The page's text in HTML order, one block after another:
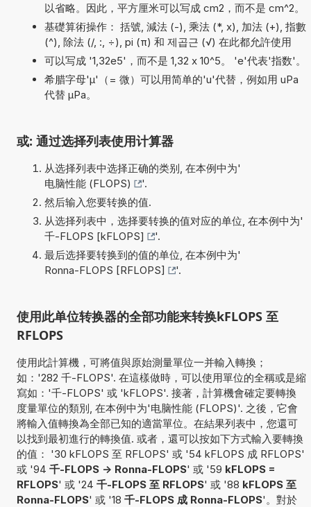
以省略。因此，平方厘米可以写成 cm2，而不是 cm^2。
基礎算術操作： 括號, 減法 (-), 乘法 (*, x), 加法 (+), 指數
(^), 除法 (/, :, ÷), pi (π) 和 제곱근 (√) 在此都允許使用
可以写成 '1,32e5'，而不是 1,32 x 10^5。 'e'代表'指数'。
希腊字母'µ'（= 微）可以用简单的'u'代替，例如用 uPa
代替 µPa。
或: 通过选择列表使用计算器
从选择列表中选择正确的类别, 在本例中为'
电脑性能 (FLOPS)
'.
然后输入您要转换的值.
从选择列表中，选择要转换的值对应的单位, 在本例中为'
千-FLOPS [kFLOPS]
'.
最后选择要转换到的值的单位, 在本例中为'
Ronna-FLOPS [RFLOPS]
'.
使用此单位转换器的全部功能来转换kFLOPS 至
RFLOPS
使用此計算機，可將值與原始測量單位一并輸入轉換；
如：'282 千-FLOPS'. 在這樣做時，可以使用單位的全稱或是縮
寫如：'千-FLOPS' 或 'kFLOPS'. 接著，計算機會確定要轉換
度量單位的類別, 在本例中为'电脑性能 (FLOPS)'. 之後，它會
將輸入值轉換為全部已知的適當單位。在結果列表中，您還可
以找到最初進行的轉換值. 或者，還可以按如下方式輸入要轉換
的值： '30 kFLOPS 至 RFLOPS' 或 '54 kFLOPS 成 RFLOPS'
或 '94 千-FLOPS -> Ronna-FLOPS' 或 '59 kFLOPS =
RFLOPS' 或 '24 千-FLOPS 至 RFLOPS' 或 '88 kFLOPS 至
Ronna-FLOPS' 或 '18 千-FLOPS 成 Ronna-FLOPS'。對於